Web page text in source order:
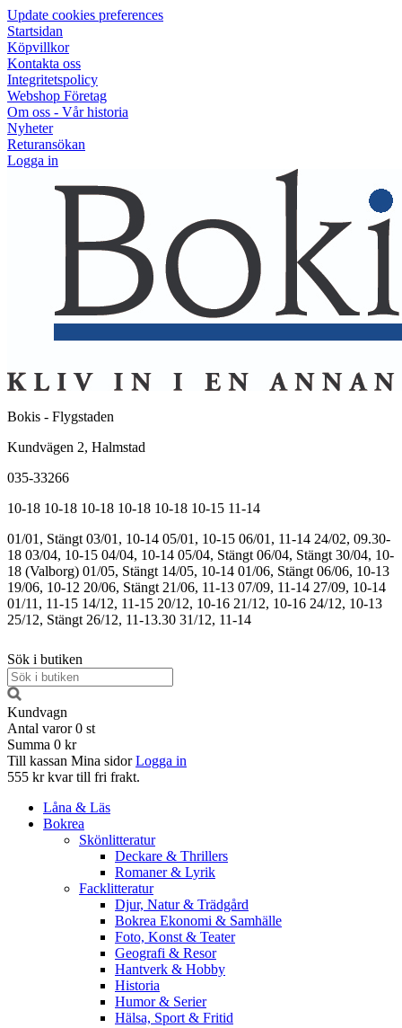
Update cookies preferences
Startsidan
Köpvillkor
Kontakta oss
Integritetspolicy
Webshop Företag
Om oss - Vår historia
Nyheter
Returansökan
Logga in
Bokis - Flygstaden
Kundvägen 2, Halmstad
035-33266
10-18 10-18 10-18 10-18 10-18 10-15 11-14
01/01, Stängt 03/01, 10-14 05/01, 10-15 06/01, 11-14 24/02, 09.30-
18 03/04, 10-15 04/04, 10-14 05/04, Stängt 06/04, Stängt 30/04, 10-
18 (Valborg) 01/05, Stängt 14/05, 10-14 01/06, Stängt 06/06, 10-13
19/06, 10-12 20/06, Stängt 21/06, 11-13 07/09, 11-14 27/09, 10-14
01/11, 11-15 14/12, 11-15 20/12, 10-16 21/12, 10-16 24/12, 10-13
25/12, Stängt 26/12, 11-13.30 31/12, 11-14
Sök i butiken
Kundvagn
Antal varor 0 st
Summa 0 kr
Till kassan Mina sidor Logga in
555 kr kvar till fri frakt.
Låna & Läs
Bokrea
Skönlitteratur
Deckare & Thrillers
Romaner & Lyrik
Facklitteratur
Djur, Natur & Trädgård
Bokrea Ekonomi & Samhälle
Foto, Konst & Teater
Geografi & Resor
Hantverk & Hobby
Historia
Humor & Serier
Hälsa, Sport & Fritid